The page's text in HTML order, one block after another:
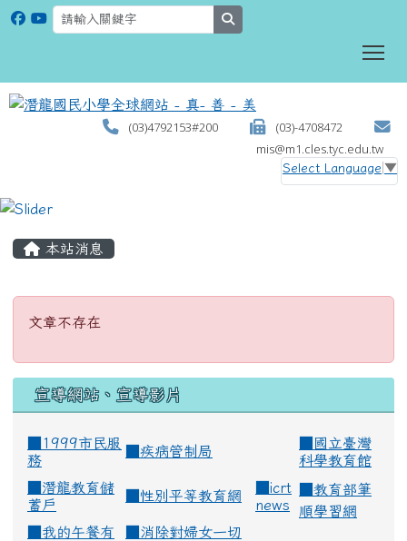
(03)4792153#200
(03)-4708472
mis@m1.cles.tyc.edu.tw
Select Language ▼
本站消息
文章不存在
宣導網站、宣導影片
■1999市民服
務
疾病管制局
國立臺灣
科學教育館
潛龍教育儲
蓄戶
性別平等教育網
icrt
news
教育部筆
順學習網
我的午餐有
消除對婦女一切